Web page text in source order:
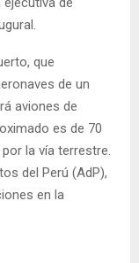
que
de un
aviones de
es de 70
la vía terrestre.
del Perú (AdP),
en la